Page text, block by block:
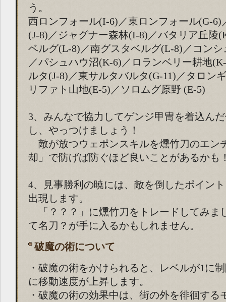
う。
西ロンフォール(I-6)／東ロンフォール(G-6)
(J-8)／ジャグナー森林(I-8)／バタリア丘陵
ベルグ(L-8)／南グスタベルグ(L-8)／コン
／パシュハウ沼(K-6)／ロランベリー耕地
ルタ(J-8)／東サルタバルタ(G-11)／タロン
リファト山地(E-5)／ソロムグ原野 (E-5)
3、みんなで協力してゲンジ甲冑を着込ん
し、やっつけましょう！
敵が放つウェポンスキルを燻竹刀のエン
却」で防げば防ぐほど良いことがあるかも
4、見事勝利の暁には、敵を倒したポイン
出現します。
「？？？」に燻竹刀をトレードしてみま
て名刀？が手に入るかもしれません。
破魔の術について
・破魔の術をかけられると、レベルが1に
に移動速度が上昇します。
・破魔の術の効果中は、街の外を徘徊する